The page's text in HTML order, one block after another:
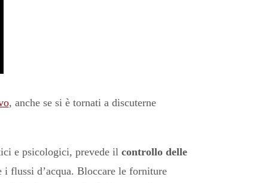
, anche se si è tornati a discuterne
e psicologici, prevede il controllo delle
flussi d’acqua. Bloccare le forniture